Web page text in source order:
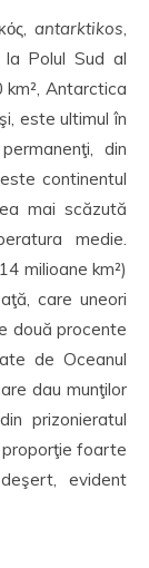
antarktikos,
Polul Sud al
Antarctica
este ultimul în
din
continentul
mai scăzută
medie.
milioane km²)
care uneori
două procente
de Oceanul
dau munţilor
prizonieratul
foarte
evident